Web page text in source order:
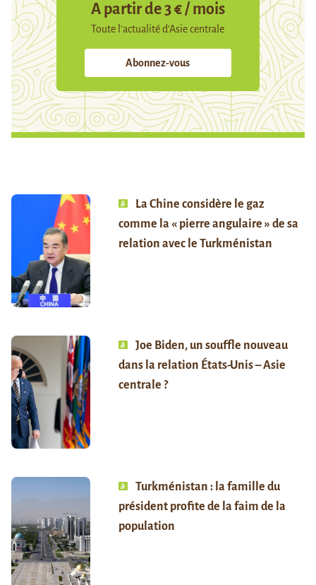
A partir de 3 € / mois
Toute l’actualité d’Asie centrale
Abonnez-vous
La Chine considère le gaz
comme la « pierre angulaire » de sa
relation avec le Turkménistan
Joe Biden, un souffle nouveau
dans la relation États-Unis – Asie
centrale ?
Turkménistan : la famille du
président profite de la faim de la
population